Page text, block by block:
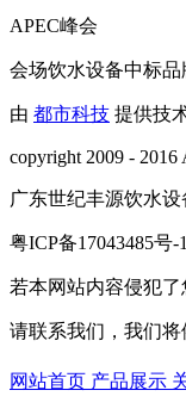
APEC峰会
会场饮水设备中标品
由 都市科技 提供技
copyright 2009 - 2016
广东世纪丰源饮水
粤ICP备17043485号-1
若本网站内容侵犯
请联系我们，我们
网站首页 产品展示